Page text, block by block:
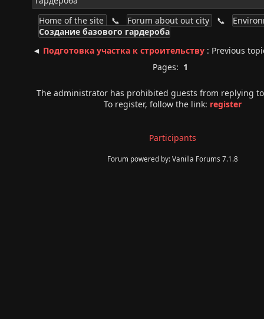
Home of the site
📞 Forum about out city 📞
Создание базового гардероба
◄ Подготовка участка к строительству: Previous
Pages: 1
The administrator has prohibited guests from replying
To register, follow the link: register
Participants
Forum powered by: Vanilla Forums 7.1.8